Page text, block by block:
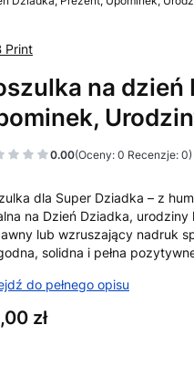
Print
na dzień
0.00(Oceny: 0 Recenzje: 0)
dla Super Dziadka – z
na Dzień Dziadka,
lub wzruszający nadruk
solidna i pełna
do pełnego opisu
zł